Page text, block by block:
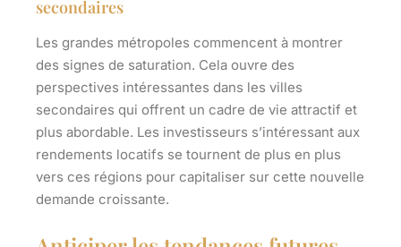
secondaires
Les grandes métropoles commencent à montrer
des signes de saturation. Cela ouvre des
perspectives intéressantes dans les villes
secondaires qui offrent un cadre de vie attractif et
plus abordable. Les investisseurs s’intéressant aux
rendements locatifs se tournent de plus en plus
vers ces régions pour capitaliser sur cette nouvelle
demande croissante.